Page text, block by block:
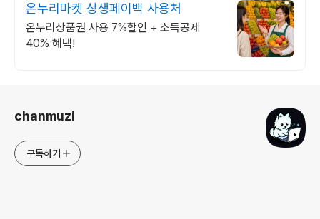
온누리마켓 상생페이백 사용처
온누리상품권 사용 7%할인 + 소득공제
40% 혜택!
chanmuzi
구독하기